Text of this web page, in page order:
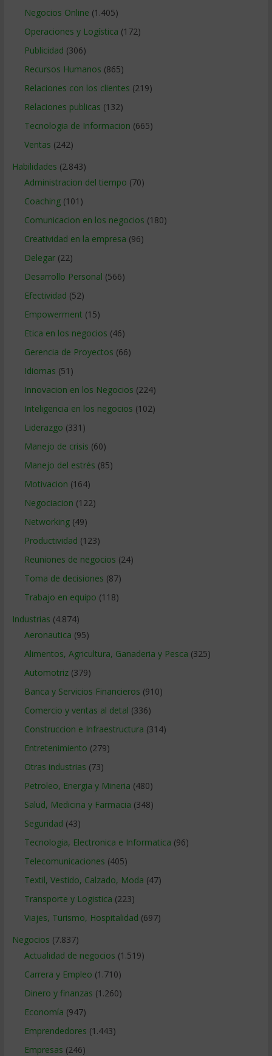
Negocios Online (1.405)
Operaciones y Logística (172)
Publicidad (306)
Recursos Humanos (865)
Relaciones con los clientes (219)
Relaciones publicas (132)
Tecnologia de Informacion (665)
Ventas (242)
Habilidades (2.843)
Administracion del tiempo (70)
Coaching(101)
Comunicacion en los negocios (180)
Creatividad en la empresa (96)
Delegar(22)
Desarrollo Personal (566)
Efectividad (52)
Empowerment (15)
Etica en los negocios (46)
Gerencia de Proyectos (66)
Idiomas (51)
Innovacion en los Negocios (224)
Inteligencia en los negocios (102)
Liderazgo (331)
Manejo de crisis (60)
Manejo del estrés (85)
Motivacion (164)
Negociacion (122)
Networking(49)
Productividad (123)
Reuniones de negocios (24)
Toma de decisiones (87)
Trabajo en equipo (118)
Industrias (4.874)
Aeronautica (95)
Alimentos, Agricultura, Ganaderia y Pesca (325)
Automotriz(379)
Banca y Servicios Financieros (910)
Comercio y ventas al detal (336)
Construccion e Infraestructura (314)
Entretenimiento (279)
Otras industrias (73)
Petroleo, Energia y Mineria (480)
Salud, Medicina y Farmacia (348)
Seguridad (43)
Tecnologia, Electronica e Informatica (96)
Telecomunicaciones (405)
Textil, Vestido, Calzado, Moda (47)
Transporte y Logistica (223)
Viajes, Turismo, Hospitalidad (697)
Negocios (7.837)
Actualidad de negocios (1.519)
Carrera y Empleo (1.710)
Dinero y finanzas (1.260)
Economía (947)
Emprendedores (1.443)
Empresas (246)